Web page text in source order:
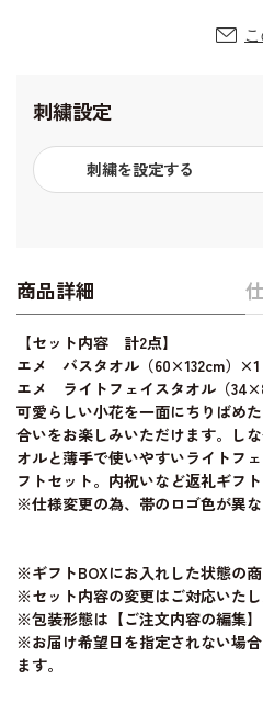
刺繍設定
刺繍を設定する
商品詳細
【セット内容 計2点】
エメ バスタオル（60×132cm）×1
エメ ライトフェイスタオル（
可愛らしい小花を一面にちりばめ
合いをお楽しみいただけます。し
オルと薄手で使いやすいライトフ
フトセット。内祝いなど返礼ギフト
※仕様変更の為、帯のロゴ色が異な
※ギフトBOXにお入れした状態の商
※セット内容の変更はご対応いたし
※包装形態は【ご注文内容の編集】
※お届け希望日を指定されない場
ます。